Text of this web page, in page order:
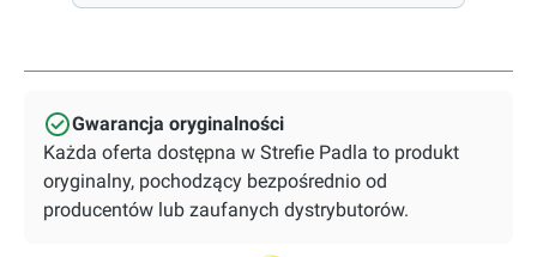
Gwarancja oryginalności
Każda oferta dostępna w Strefie Padla to produkt
oryginalny, pochodzący bezpośrednio od
producentów lub zaufanych dystrybutorów.